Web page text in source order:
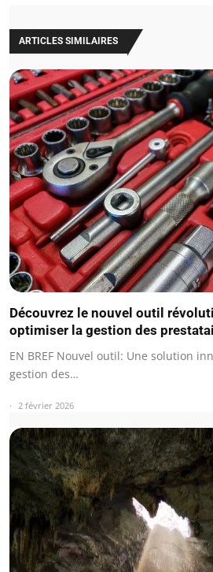
ARTICLES SIMILAIRES
Découvrez le nouvel outil
optimiser la gestion des
EN BREF Nouvel outil: Une solution
gestion des…
2 février 2026